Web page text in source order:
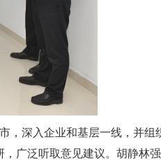
，深入企业和基层一线，并组
广泛听取意见建议。胡静林